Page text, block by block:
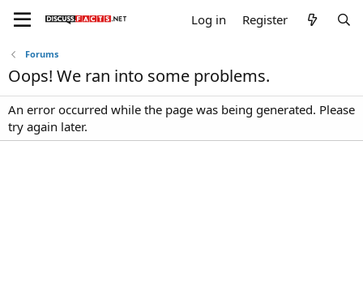
Log in Register
Forums
Oops! We ran into some problems.
An error occurred while the page was being generated. Please
try again later.